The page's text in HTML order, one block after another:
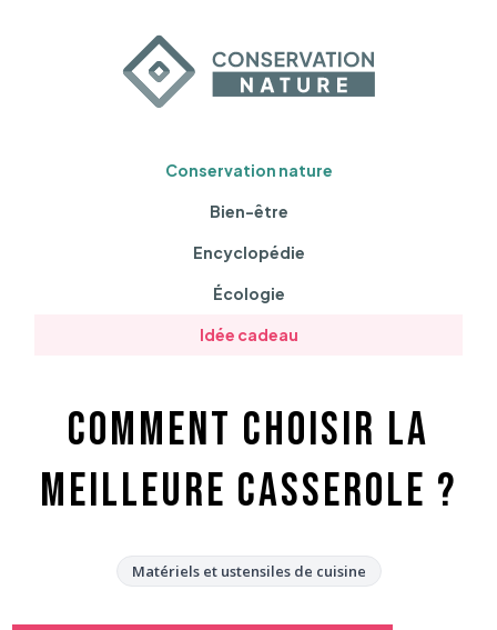
Conservation nature
Bien-être
Encyclopédie
Écologie
Idée cadeau
Comment choisir la
meilleure casserole ?
Matériels et ustensiles de cuisine